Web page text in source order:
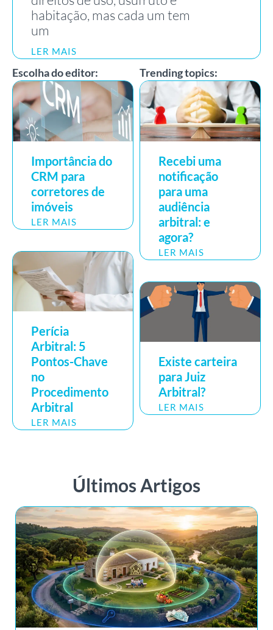
habitação, mas cada um tem
um
LER MAIS
Escolha do editor:
Importância do
CRM para
corretores de
imóveis
LER MAIS
Perícia
Arbitral: 5
Pontos-Chave
no
Procedimento
Arbitral
LER MAIS
Trending topics:
Recebi uma
notificação
para uma
audiência
arbitral: e
agora?
LER MAIS
Existe carteira
para Juiz
Arbitral?
LER MAIS
Últimos Artigos